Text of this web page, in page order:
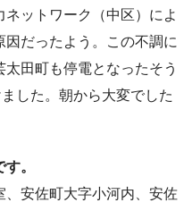
ットワーク（中区）によ
だったよう。この不調に
田町も停電となったそう
した。朝から大変でした
。
、安佐町大字小河内、安佐